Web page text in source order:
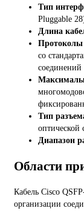
Тип
Pluggable
Длина
со
соединений
Тип
оптической
Диапазон
Области
Кабель Cisco
организации